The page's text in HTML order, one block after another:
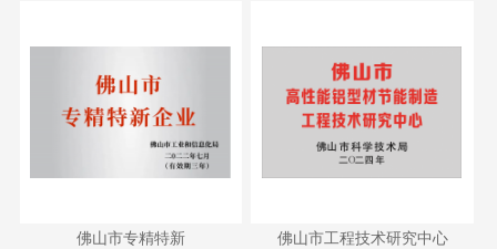
佛山市专精特新
佛山市专精特新 佛山市工程技术研究中心
佛山市工程技术研究中心